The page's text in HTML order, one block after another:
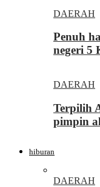
DAERAH
Penuh
negeri 5
DAERAH
Terpilih
pimpin
hiburan
DAERAH